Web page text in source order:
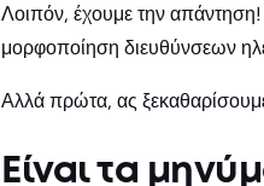
Λοιπόν, έχουμε την απάντηση!
μορφοποίηση διευθύνσεων
Αλλά πρώτα, ας
Είναι τα